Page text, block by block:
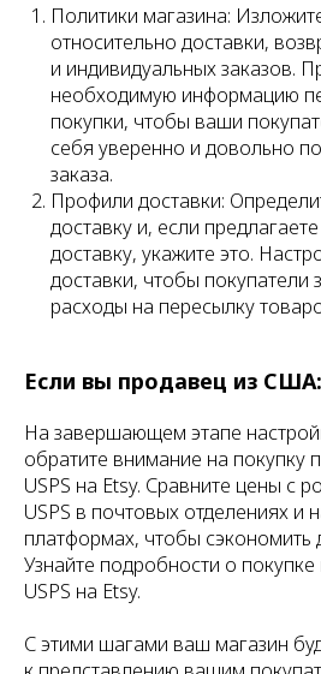
Политики магазина:
относительно доставки,
и индивидуальных заказов.
необходимую информацию
покупки, чтобы ваши
себя уверенно и довольно
заказа.
Профили доставки:
доставку и, если
доставку, укажите это.
доставки, чтобы покупатели
расходы на пересылку
Если вы продавец из США:
На завершающем этапе
обратите внимание на покупку
USPS на Etsy. Сравните цены с
USPS в почтовых отделениях и
платформах, чтобы сэкономить
Узнайте подробности о
USPS на Etsy.
С этими шагами ваш магазин